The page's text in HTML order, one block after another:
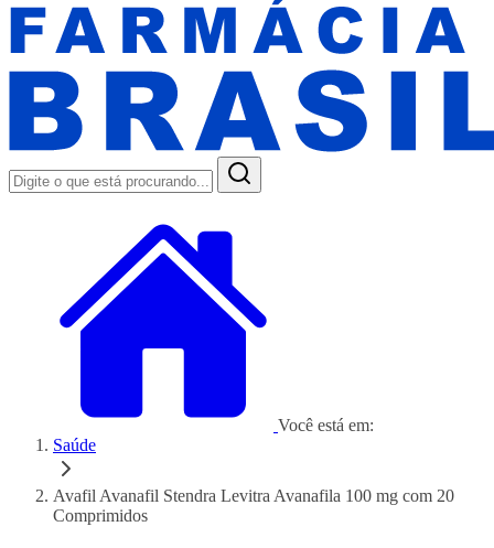
Você está em:
Saúde
Avafil Avanafil Stendra Levitra Avanafila 100 mg com 20
Comprimidos